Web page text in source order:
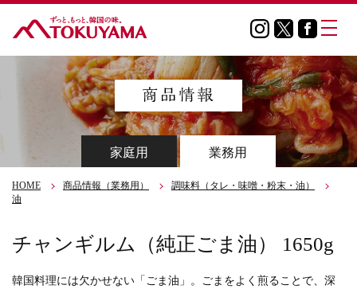
家庭用 業務用
HOME 商品情報（業務用）
調味料（タレ・味噌・粉末・油）
油
チャンギルム（純正ごま油） 1650g
韓国料理には欠かせない「ごま油」。ごまをよく煎ることで、深